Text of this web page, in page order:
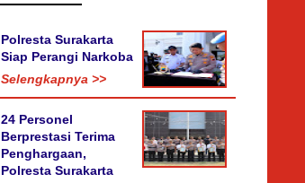
Polresta Surakarta
Siap Perangi Narkoba
Selengkapnya >>
24 Personel
Berprestasi Terima
Penghargaan,
Polresta Surakarta